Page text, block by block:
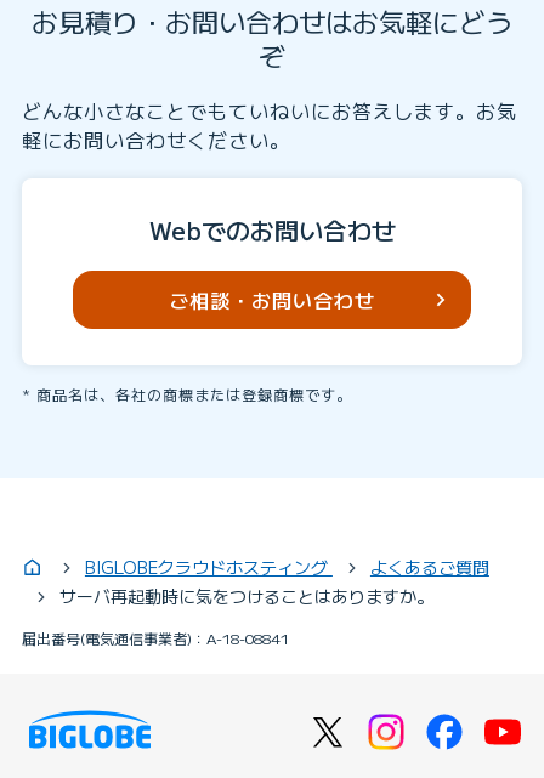
お見積り・お問い合わせはお気軽にどう
ぞ
どんな小さなことでもていねいにお答えします。お気
軽にお問い合わせください。
Webでのお問い合わせ
ご相談・お問い合わせ
商品名は、各社の商標または登録商標です。
BIGLOBEクラウドホスティング
よくあるご質問
サーバ再起動時に気をつけることはありますか。
届出番号(電気通信事業者)：A-18-08841